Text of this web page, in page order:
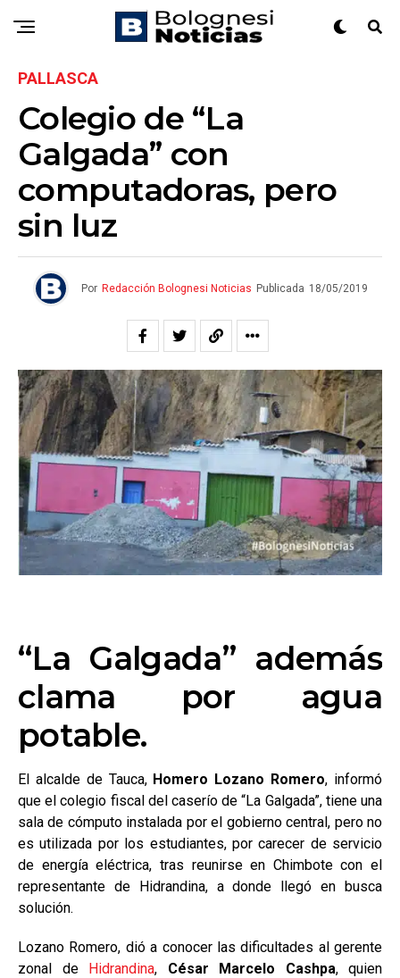
PALLASCA
Colegio de “La
Galgada” con
computadoras, pero
sin luz
Por Redacción Bolognesi Noticias Publicada 18/05/2019
“La Galgada” además
clama por agua
potable.
El alcalde de Tauca, Homero Lozano Romero, informó
que el colegio fiscal del caserío de “La Galgada”, tiene una
sala de cómputo instalada por el gobierno central, pero no
es utilizada por los estudiantes, por carecer de servicio
de energía eléctrica, tras reunirse en Chimbote con el
representante de Hidrandina, a donde llegó en busca
solución.
Lozano Romero, dió a conocer las dificultades al gerente
zonal de Hidrandina, César Marcelo Cashpa, quien